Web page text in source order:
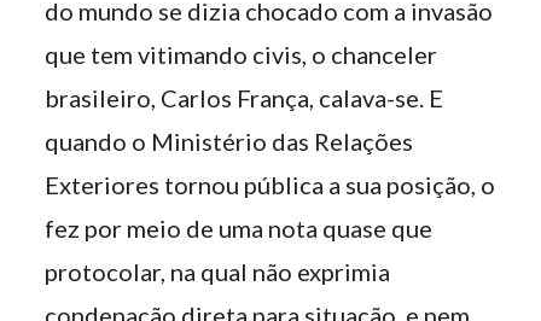
do mundo se dizia chocado com a invasão
que tem vitimando civis, o chanceler
brasileiro, Carlos França, calava-se. E
quando o Ministério das Relações
Exteriores tornou pública a sua posição, o
fez por meio de uma nota quase que
protocolar, na qual não exprimia
condenação direta para situação, e nem